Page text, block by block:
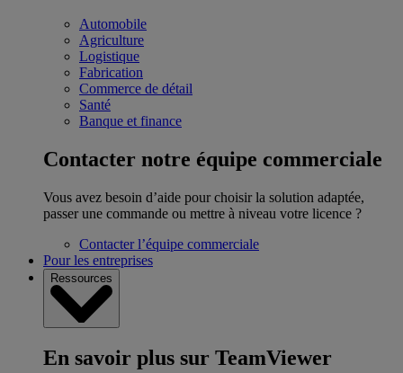
Automobile
Agriculture
Logistique
Fabrication
Commerce de détail
Santé
Banque et finance
Contacter notre équipe commerciale
Vous avez besoin d’aide pour choisir la solution adaptée,
passer une commande ou mettre à niveau votre licence ?
Contacter l’équipe commerciale
Pour les entreprises
Ressources
En savoir plus sur TeamViewer